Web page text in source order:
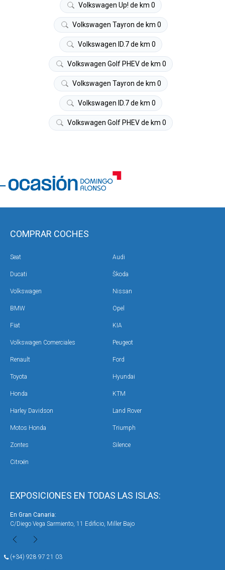
Volkswagen Up! de km 0
Volkswagen Tayron de km 0
Volkswagen ID.7 de km 0
Volkswagen Golf PHEV de km 0
Volkswagen Tayron de km 0
Volkswagen ID.7 de km 0
Volkswagen Golf PHEV de km 0
EXPOSICIONES EN TODAS LAS ISLAS:
En Gran Canaria:
C/Diego Vega Sarmiento, 11 Edificio, Miller Bajo
(+34) 928 97 21 03
COMPRAR COCHES
Seat Audi
Ducati Škoda
Volkswagen Nissan
BMW Opel
Fiat KIA
Volkswagen Comerciales Peugeot
Renault Ford
Toyota Hyundai
Honda KTM
Harley Davidson Land Rover
Motos Honda Triumph
Zontes Silence
Citroën